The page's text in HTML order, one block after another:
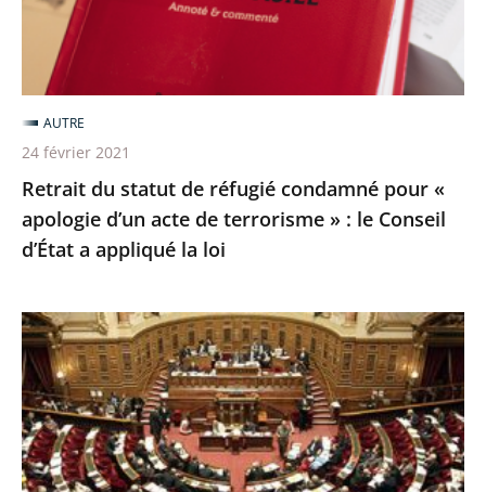
pour
apologie
d’un
acte
de
terrorisme
»
:
Conseil
d’État
a
appliqué
la
loi
Retrait du statut de réfugié condamné pour «
apologie d’un acte de terrorisme » : le Conseil
d’État a appliqué la loi
AUTRE
24 février 2021
Depuis
10
ans,
le
Conseil
d’État